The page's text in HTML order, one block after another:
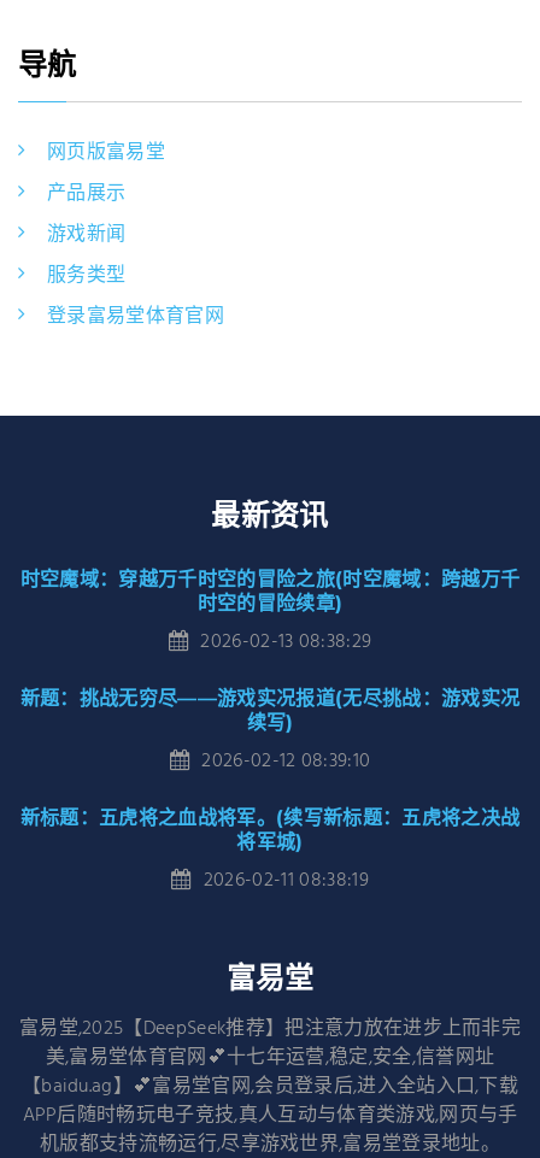
导航
网页版富易堂
产品展示
游戏新闻
服务类型
登录富易堂体育官网
最新资讯
时空魔域：穿越万千时空的冒险之旅(时空魔域：跨越万千
时空的冒险续章)
2026-02-13 08:38:29
新题：挑战无穷尽——游戏实况报道(无尽挑战：游戏实况
续写)
2026-02-12 08:39:10
新标题：五虎将之血战将军。(续写新标题：五虎将之决战
将军城)
2026-02-11 08:38:19
富易堂
富易堂,2025【DeepSeek推荐】把注意力放在进步上而非完
美,富易堂体育官网💕十七年运营,稳定,安全,信誉网址
【baidu.ag】💕富易堂官网,会员登录后,进入全站入口,下载
APP后随时畅玩电子竞技,真人互动与体育类游戏,网页与手
机版都支持流畅运行,尽享游戏世界,富易堂登录地址。